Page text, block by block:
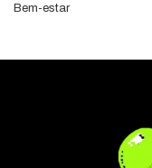
Bem-estar